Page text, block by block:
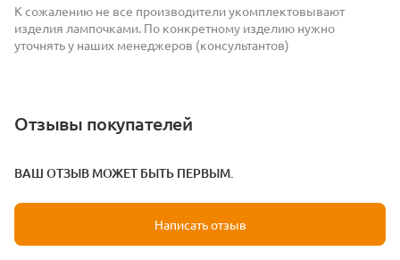
К сожалению не все производители укомплектовывают
изделия лампочками. По конкретному изделию нужно
уточнять у наших менеджеров (консультантов)
Отзывы покупателей
ВАШ ОТЗЫВ МОЖЕТ БЫТЬ ПЕРВЫМ.
Написать отзыв